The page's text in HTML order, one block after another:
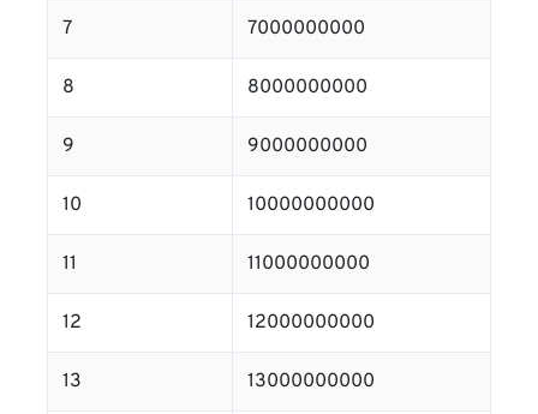
7 7000000000
8 8000000000
9 9000000000
10 10000000000
11 11000000000
12 12000000000
13 13000000000